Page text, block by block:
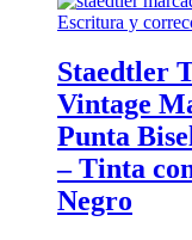
Escritura y
Staedtler
Vintage
Punta
– Tinta
Negro